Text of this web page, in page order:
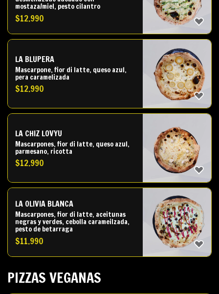
mostaza/miel, pesto cilantro
$12.990
LA BLUPERA
Mascarpone, fior di latte, queso azul,
pera caramelizada
$12.990
LA CHIZ LOVYU
Mascarpones, fior di latte, queso azul,
parmesano, ricotta
$12.990
LA OLIVIA BLANCA
Mascarpones, fior di latte, aceitunas
negras y verdes, cebolla carameilzada,
pesto de betarraga
$11.990
PIZZAS VEGANAS